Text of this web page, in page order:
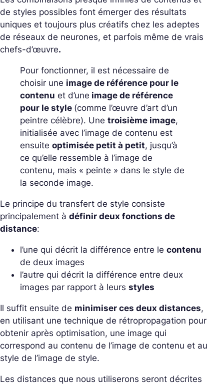
de styles possibles font émerger des résultats
uniques et toujours plus créatifs chez les adeptes
de réseaux de neurones, et parfois même de vrais
chefs-d’œuvre.
Pour fonctionner, il est nécessaire de
choisir une image de référence pour le
contenu et d’une image de référence
pour le style (comme l’œuvre d’art d’un
peintre célèbre). Une troisième image,
initialisée avec l’image de contenu est
ensuite optimisée petit à petit, jusqu’à
ce qu’elle ressemble à l’image de
contenu, mais « peinte » dans le style de
la seconde image.
Le principe du transfert de style consiste
principalement à définir deux fonctions de
distance:
l’une qui décrit la différence entre le contenu
de deux images
l’autre qui décrit la différence entre deux
images par rapport à leurs styles
Il suffit ensuite de minimiser ces deux distances,
en utilisant une technique de rétropropagation pour
obtenir après optimisation, une image qui
correspond au contenu de l’image de contenu et au
style de l’image de style.
Les distances que nous utiliserons seront décrites